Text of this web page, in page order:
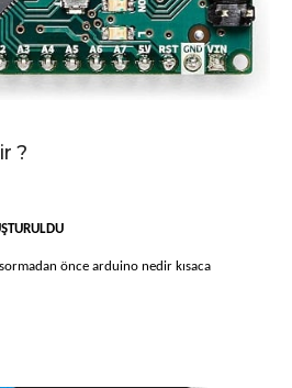
?
önce arduino nedir kısaca